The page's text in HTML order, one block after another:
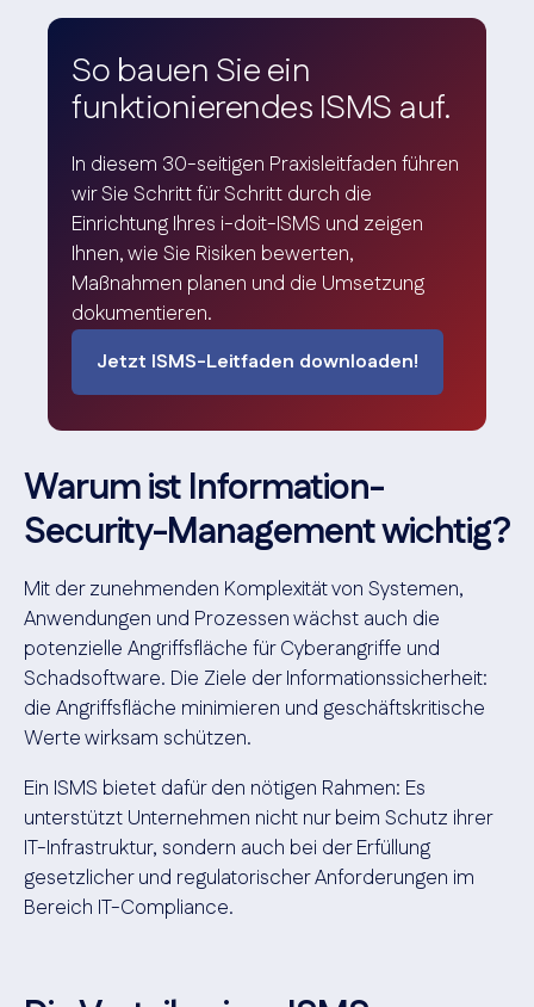
So bauen Sie ein
funktionierendes ISMS auf.
In diesem 30-seitigen Praxisleitfaden führen
wir Sie Schritt für Schritt durch die
Einrichtung Ihres i-doit-ISMS und zeigen
Ihnen, wie Sie Risiken bewerten,
Maßnahmen planen und die Umsetzung
dokumentieren.
Jetzt ISMS-Leitfaden downloaden!
Warum ist Information-
Security-Management wichtig?
Mit der zunehmenden Komplexität von Systemen,
Anwendungen und Prozessen wächst auch die
potenzielle Angriffsfläche für Cyberangriffe und
Schadsoftware. Die Ziele der Informationssicherheit:
die Angriffsfläche minimieren und geschäftskritische
Werte wirksam schützen.
Ein ISMS bietet dafür den nötigen Rahmen: Es
unterstützt Unternehmen nicht nur beim Schutz ihrer
IT-Infrastruktur, sondern auch bei der Erfüllung
gesetzlicher und regulatorischer Anforderungen im
Bereich IT-Compliance.